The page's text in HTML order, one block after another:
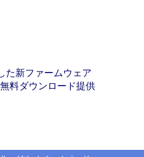
た新ファームウェア
料ダウンロード提供